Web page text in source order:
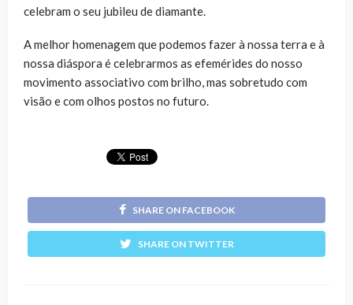
celebram o seu jubileu de diamante.
A melhor homenagem que podemos fazer à nossa terra e à
nossa diáspora é celebrarmos as efemérides do nosso
movimento associativo com brilho, mas sobretudo com
visão e com olhos postos no futuro.
SHARE ON FACEBOOK
SHARE ON TWITTER